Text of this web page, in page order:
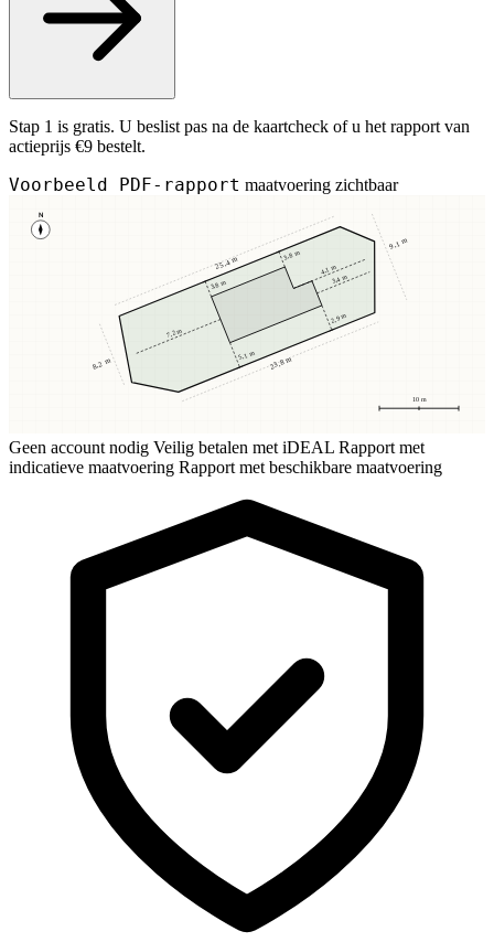
Stap 1 is gratis. U beslist pas na de kaartcheck of u het rapport van
actieprijs €9 bestelt.
Voorbeeld PDF-rapport maatvoering zichtbaar
N
10 m
3,8 m
3,8 m
5,1 m
2,9 m
7,2 m
3,4 m
4,1 m
25,4 m
23,8 m
8,2 m
9,1 m
Geen account nodig Veilig betalen met iDEAL Rapport met
indicatieve maatvoering Rapport met beschikbare maatvoering